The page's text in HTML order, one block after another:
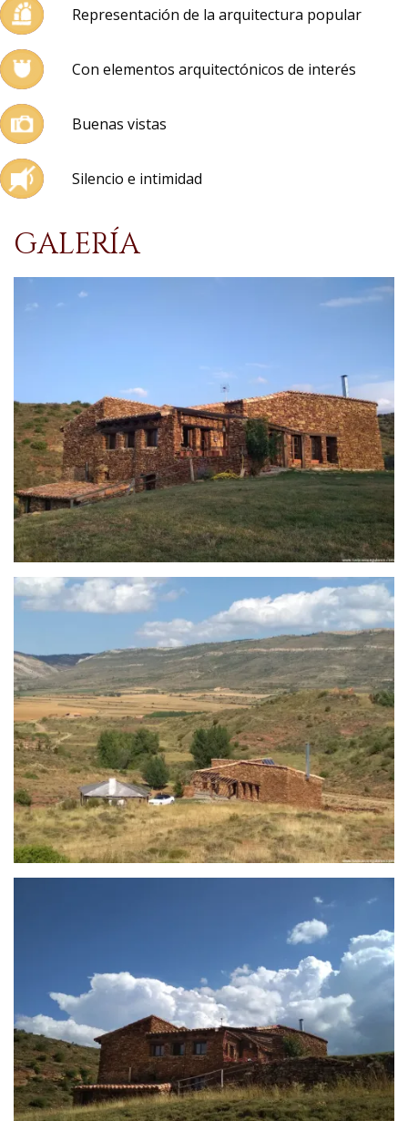
Representación de la arquitectura popular
Con elementos arquitectónicos de interés
Buenas vistas
Silencio e intimidad
GALERÍA